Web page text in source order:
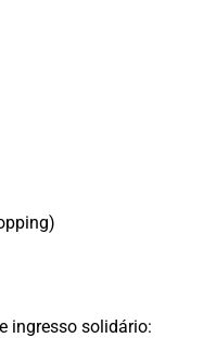
ingresso solidário: